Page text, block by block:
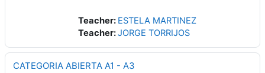
Teacher: ESTELA MARTINEZ
Teacher:JORGE TORRIJOS
CATEGORIA ABIERTA A1 - A3